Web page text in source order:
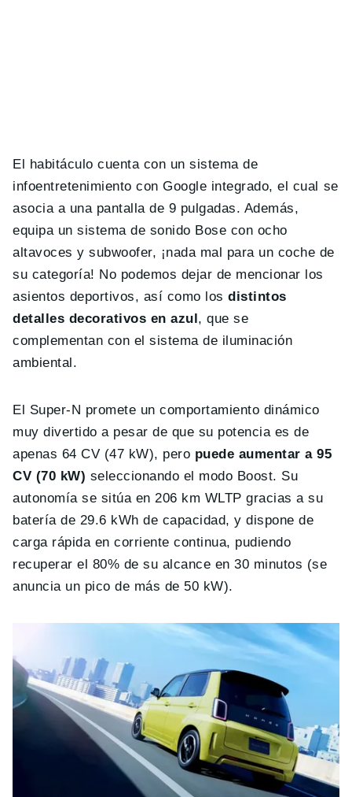
El habitáculo cuenta con un sistema de
infoentretenimiento con Google integrado, el cual se
asocia a una pantalla de 9 pulgadas. Además,
equipa un sistema de sonido Bose con ocho
altavoces y subwoofer, ¡nada mal para un coche de
su categoría! No podemos dejar de mencionar los
asientos deportivos, así como losdistintos
detalles decorativos en azul , que se
complementan con el sistema de iluminación
ambiental.
El Super-N promete un comportamiento dinámico
muy divertido a pesar de que su potencia es de
apenas 64 CV (47 kW), pero puede aumentar a 95
CV (70 kW) seleccionando el modo Boost. Su
autonomía se sitúa en 206 km WLTP gracias a su
batería de 29.6 kWh de capacidad, y dispone de
carga rápida en corriente continua, pudiendo
recuperar el 80% de su alcance en 30 minutos (se
anuncia un pico de más de 50 kW).